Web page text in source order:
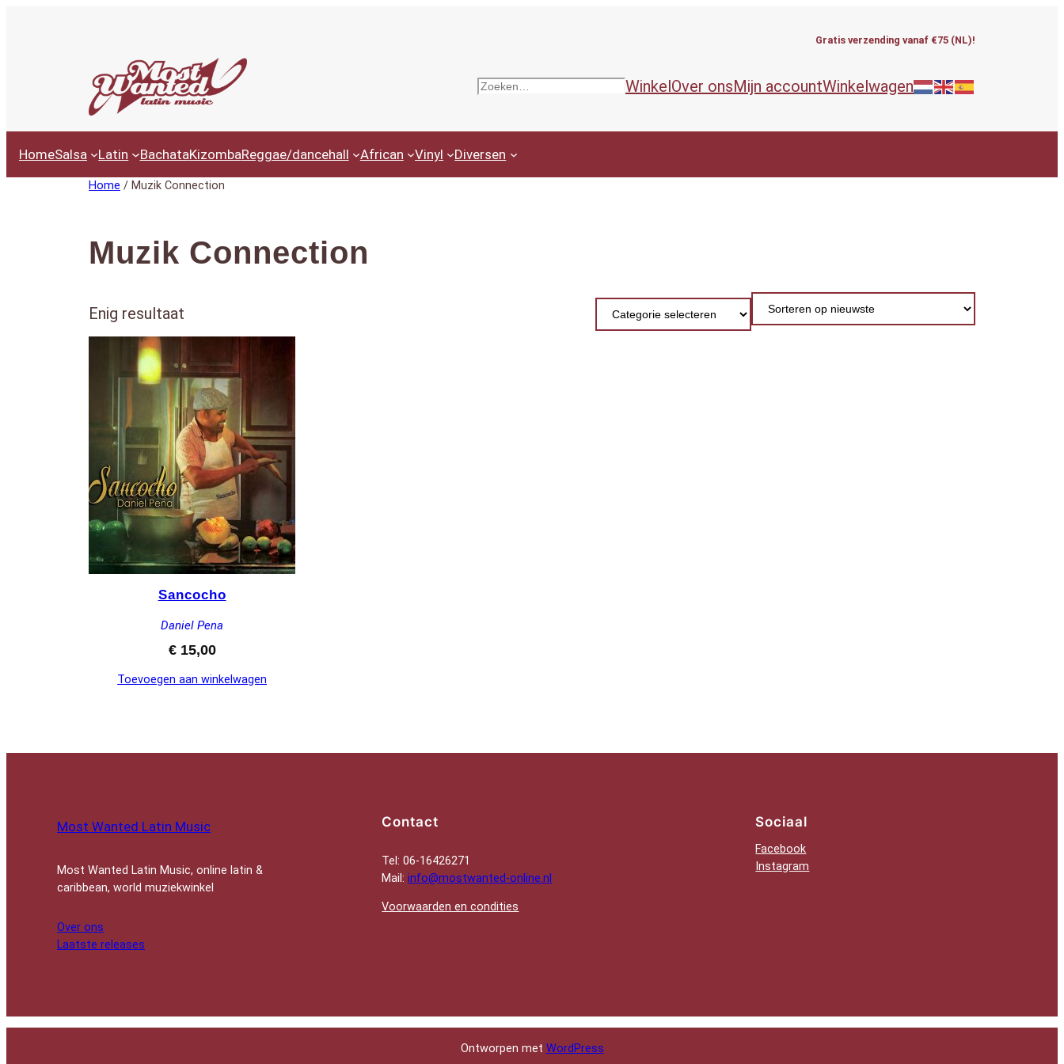
Gratis verzending vanaf €75 (NL)!
Zoeken WinkelOver onsMijn accountWinkelwagen
HomeSalsa Latin BachataKizombaReggae/dancehall African Vinyl Diversen
Home / Muzik Connection
Muzik Connection
Enig resultaat Productcategorieën
Sancocho
Daniel Pena
€15,00
Toevoegen aan winkelwagen
Most Wanted Latin Music
Most Wanted Latin Music, online latin &
caribbean, world muziekwinkel
Over ons
Laatste releases
Contact
Tel: 06-16426271
Mail:info@mostwanted-online.nl
Voorwaarden en condities
Sociaal
Facebook
Instagram
Ontworpen met WordPress